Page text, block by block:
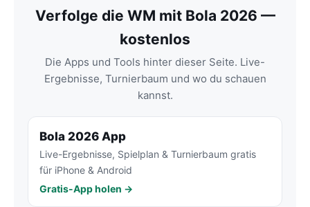
Verfolge die WM mit Bola 2026 —
kostenlos
Die Apps und Tools hinter dieser Seite. Live-
Ergebnisse, Turnierbaum und wo du schauen
kannst.
Bola 2026 App
Live-Ergebnisse, Spielplan & Turnierbaum gratis
für iPhone & Android
Gratis-App holen →